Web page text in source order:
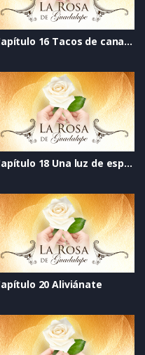
Capítulo 16 Tacos de canasta
Capítulo 18 Una luz de esperanza
20 Aliviánate